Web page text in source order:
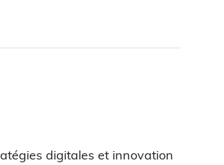
digitales et innovation